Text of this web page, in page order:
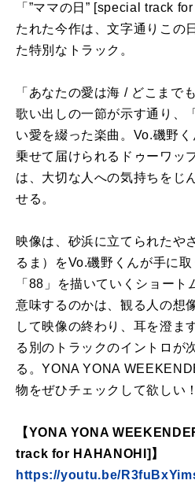
「”ママの日” [special track
たれた今作は、文字通りこの
た特別なトラック。
「あなたの愛は海 / どこま
歌い出しの一節が示す通り、
い愛を綴った楽曲。Vo.磯野
乗せて届けられるドゥーワッ
は、大切な人への気持ちをじ
せる。
映像は、砂浜に立てられたや
るま）をVo.磯野くんが手に
「88」を描いていくショー
意味するのかは、観る人の想
して映像の終わり、耳を澄ま
る別のトラックのイントロが
る。YONA YONA
物をぜひチェックして欲しい！
【YONA YONA
track for HAHANOHI]】
https://youtu.be/